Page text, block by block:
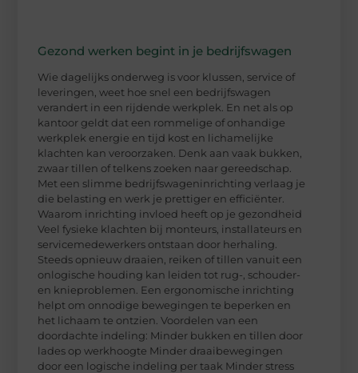
Gezond werken begint in je bedrijfswagen
Wie dagelijks onderweg is voor klussen, service of
leveringen, weet hoe snel een bedrijfswagen
verandert in een rijdende werkplek. En net als op
kantoor geldt dat een rommelige of onhandige
werkplek energie en tijd kost en lichamelijke
klachten kan veroorzaken. Denk aan vaak bukken,
zwaar tillen of telkens zoeken naar gereedschap.
Met een slimme bedrijfswageninrichting verlaag je
die belasting en werk je prettiger en efficiënter.
Waarom inrichting invloed heeft op je gezondheid
Veel fysieke klachten bij monteurs, installateurs en
servicemedewerkers ontstaan door herhaling.
Steeds opnieuw draaien, reiken of tillen vanuit een
onlogische houding kan leiden tot rug-, schouder-
en knieproblemen. Een ergonomische inrichting
helpt om onnodige bewegingen te beperken en
het lichaam te ontzien. Voordelen van een
doordachte indeling: Minder bukken en tillen door
lades op werkhoogte Minder draaibewegingen
door een logische indeling per taak Minder stress